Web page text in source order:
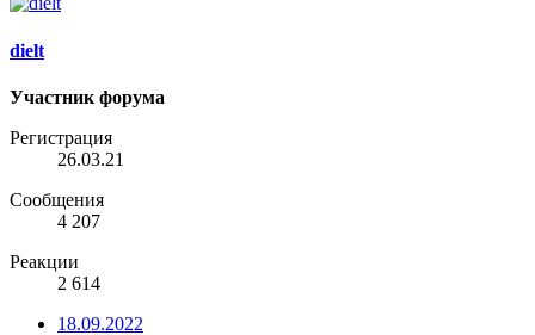
dielt
Участник форума
Регистрация
26.03.21
Сообщения
4 207
Реакции
2 614
18.09.2022